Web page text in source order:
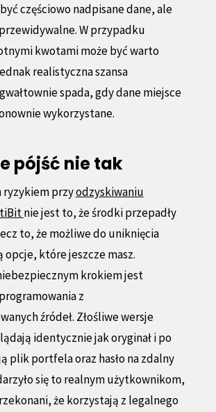
częściowo nadpisane dane, ale
W przypadku
kwotami może być warto
realistyczna szansa
spada, gdy dane miejsce
wykorzystane.
pójść nie tak
ryzykiem przyodzyskiwaniu
nie jest to, że środki przepadły
to, że możliwe do uniknięcia
opcje, które jeszcze masz.
krokiem jest
z
źródeł. Złośliwe wersje
identycznie jak oryginał i po
plik portfela oraz hasło na zdalny
się to realnym użytkownikom,
że korzystają z legalnego